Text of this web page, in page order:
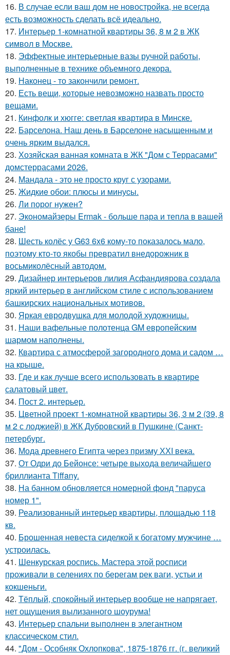
16. В случае если ваш дом не новостройка, не всегда
есть возможность сделать всё идеально.
17. Интерьер 1-комнатной квартиры 36, 8 м 2 в ЖК
символ в Москве.
18. Эффектные интерьерные вазы ручной работы,
выполненные в технике объемного декора.
19. Наконец - то закончили ремонт.
20. Есть вещи, которые невозможно назвать просто
вещами.
21. Кинфолк и хюгге: светлая квартира в Минске.
22. Барселона. Наш день в Барселоне насыщенным и
очень ярким выдался.
23. Хозяйская ванная комната в ЖК "Дом с Террасами"
домстеррасами 2026.
24. Мандала - это не просто круг с узорами.
25. Жидкиe обои: плюсы и минуcы.
26. Ли порог нужен?
27. Экономайзеры Ermak - больше пара и тепла в вашей
бане!
28. Шесть колёс у G63 6x6 кому-то показалось мало,
поэтому кто-то якобы превратил внедорожник в
восьмиколёсный автодом.
29. Дизайнер интерьеров лилия Асфандиярова создала
яркий интерьер в английском стиле с использованием
башкирских национальных мотивов.
30. Яркая евродвушка для молодой художницы.
31. Наши вафельные полотенца GM европейским
шармом наполнены.
32. Квартира с атмосферой загородного дома и садом …
на крыше.
33. Где и как лучше всего использовать в квартире
салатовый цвет.
34. Пост 2. интерьер.
35. Цветной проект 1-комнатной квартиры 36, 3 м 2 (39, 8
м 2 с лоджией) в ЖК Дубровский в Пушкине (Санкт-
петербург.
36. Мода древнего Египта через призму ХХI века.
37. От Одри до Бейонсе: четыре выхода величайшего
бриллианта Tiffany.
38. На банном обновляется номерной фонд "паруса
номер 1".
39. Реализованный интерьер квартиры, площадью 118
кв.
40. Брошенная невеста сиделкой к богатому мужчине …
устроилась.
41. Шенкурская роспись. Мастера этой росписи
проживали в селениях по берегам рек ваги, устьи и
кокшеньги.
42. Тёплый, спокойный интерьер вообще не напрягает,
нет ощущения вылизанного шоурума!
43. Интерьер спальни выполнен в элегантном
классическом стил.
44. "Дом - Особняк Охлопкова", 1875-1876 гг. (г. великий